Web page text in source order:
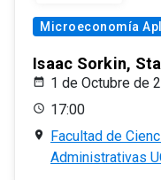
Microeconomía
Isaac Sorkin,
1 de Octubre de
17:00
Facultad de
Administrativas